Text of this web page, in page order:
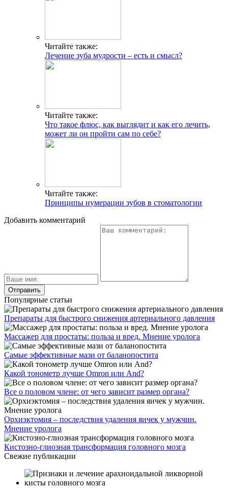
Читайте также:
Лечение зуба мудрости – есть и смысл?
Читайте также:
Что такое флюс, как выглядит и как его лечить,
может ли он пройти сам по себе?
Читайте также:
Принципы нумерации зубов в стоматологии
Добавить комментарий
Популярные статьи
Препараты для быстрого снижения артериального давления
Массажер для простаты: польза и вред. Мнение уролога
Самые эффективные мази от баланопостита
Какой тонометр лучше Omron или And?
Все о половом члене: от чего зависит размер органа?
Орхиэктомия – последствия удаления яичек у мужчин.
Мнение уролога
Кистозно-глиозная трансформация головного мозга
Свежие публикации